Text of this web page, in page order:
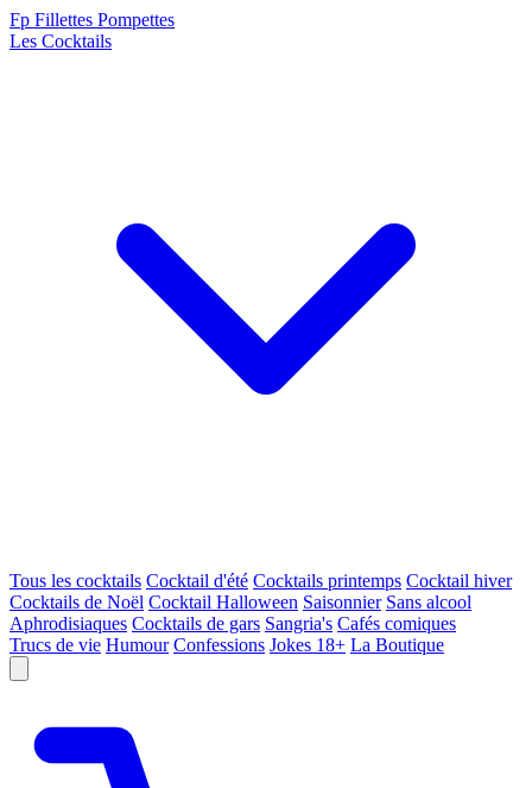
Fp Fillettes Pompettes
Les Cocktails
Tous les cocktails Cocktail d'été Cocktails printemps Cocktail hiver
Cocktails de Noël Cocktail Halloween Saisonnier Sans alcool
Aphrodisiaques Cocktails de gars Sangria's Cafés comiques
Trucs de vie Humour Confessions Jokes 18+ La Boutique